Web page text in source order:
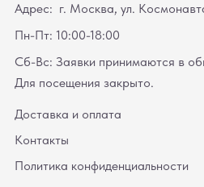
Адрес: г. Москва, ул.
Пн-Пт: 10:00-18:00
Сб-Вс: Заявки принимаются в
Для посещения закрыто.
Доставка и оплата
Контакты
Политика конфиденциальности